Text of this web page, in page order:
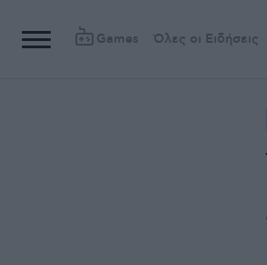
Games Όλες οι Ειδήσεις